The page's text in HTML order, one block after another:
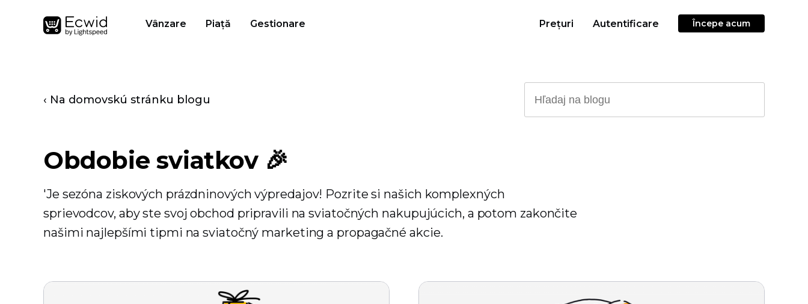
Vânzare Piață Gestionare Prețuri Autentificare Începe acum
‹ Na domovskú stránku blogu
Obdobie sviatkov 🎉
'Je sezóna ziskových prázdninových výpredajov! Pozrite si našich komplexných
sprievodcov, aby ste svoj obchod pripravili na sviatočných nakupujúcich, a potom zakončite
našimi najlepšími tipmi na sviatočný marketing a propagačné akcie.